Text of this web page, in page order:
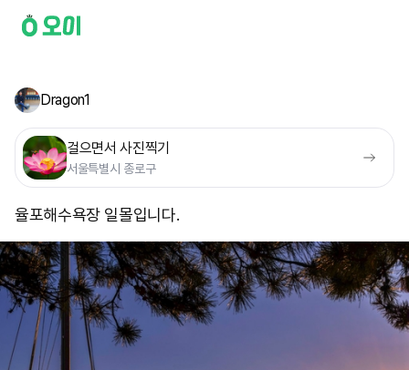
Dragon1
걸으면서 사진찍기
서울특별시 종로구
율포해수욕장 일몰입니다.